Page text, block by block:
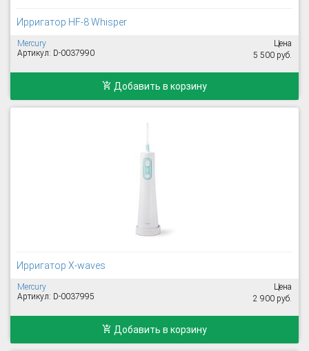
Ирригатор HF-8 Whisper
Mercury
Артикул: D-0037990
Цена
5 500 руб.
Добавить в корзину
Ирригатор X-waves
Mercury
Артикул: D-0037995
Цена
2 900 руб.
Добавить в корзину